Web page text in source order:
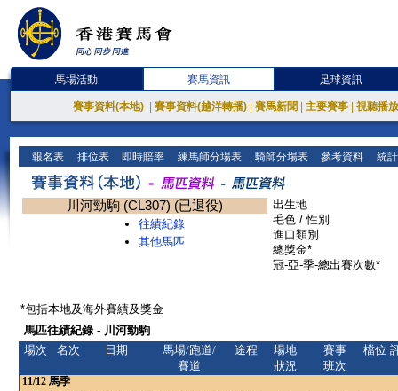
馬場活動 賽馬資訊 足球資訊
賽事資料(本地) 賽事資料(越洋轉播) 賽馬新聞 主要賽事 視聽播
報名表 排位表 即時賠率 練馬師分場表 騎師分場表 參考資料 統
川河勁駒 (CL307) (已退役)
往績紀錄
其他馬匹
出生地
毛色 / 性別
進口類別
總獎金*
冠-亞-季-總出賽次數*
*包括本地及海外賽績及獎金
馬匹往績紀錄 - 川河勁駒
場次
名次 日期
馬場/跑道/
賽道
途程
場地
狀況
賽事
班次
檔位
11/12 馬季